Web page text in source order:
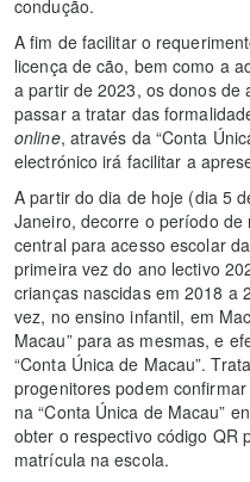
condução.
A fim de facilitar o
licença de cão, bem como a
a partir de 2023, os donos de
passar a tratar das
online, através da “Conta
electrónico irá facilitar a
A partir do dia de hoje (dia 5
Janeiro, decorre o período
central para acesso escolar
primeira vez do ano lectivo
crianças nascidas em 2018 a
vez, no ensino infantil, em
Macau” para as mesmas, e
“Conta Única de Macau”.
progenitores podem
na “Conta Única de Macau”
obter o respectivo código QR
matrícula na escola.